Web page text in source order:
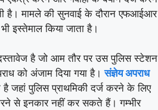
है। मामले की सुनवाई के दौरान एफआईआर
इस्तेमाल किया जाता है।
है जो आम तौर पर उस पुलिस स्टेशन
को अंजाम दिया गया है।संज्ञेय अपराध
जहां पुलिस प्राथमिकी दर्ज करने के लिए
से इनकार नहीं कर सकते हैं। गम्भीर